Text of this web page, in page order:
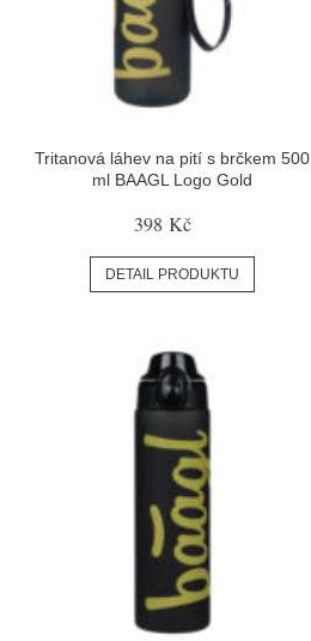
Tritanová láhev na pití s brčkem 500
ml BAAGL Logo Gold
398 Kč
DETAIL PRODUKTU